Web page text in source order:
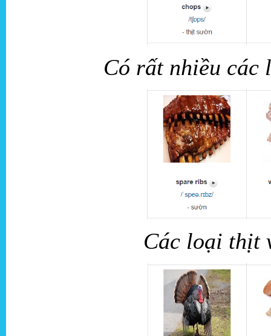
Có rất nhiều các
Các loại thịt